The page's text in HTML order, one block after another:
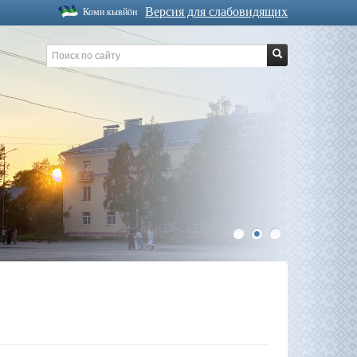
Версия для слабовидящих
Коми кывйöн
1 2 3